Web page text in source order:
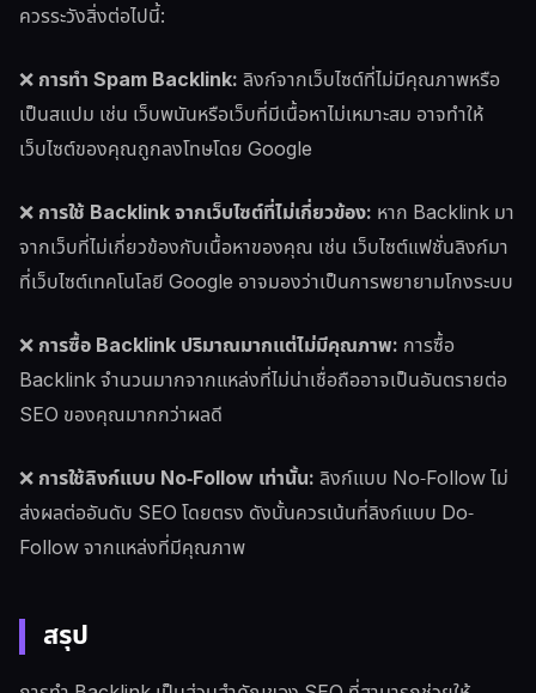
ควรระวังสิ่งต่อไปนี้:
❌ การทำ Spam Backlink: ลิงก์จากเว็บไซต์ที่ไม่มีคุณภาพหรือ
เป็นสแปม เช่น เว็บพนันหรือเว็บที่มีเนื้อหาไม่เหมาะสม อาจทำให้
เว็บไซต์ของคุณถูกลงโทษโดย Google
❌ การใช้ Backlink จากเว็บไซต์ที่ไม่เกี่ยวข้อง: หาก Backlink มา
จากเว็บที่ไม่เกี่ยวข้องกับเนื้อหาของคุณ เช่น เว็บไซต์แฟชั่นลิงก์มา
ที่เว็บไซต์เทคโนโลยี Google อาจมองว่าเป็นการพยายามโกงระบบ
❌ การซื้อ Backlink ปริมาณมากแต่ไม่มีคุณภาพ: การซื้อ
Backlink จำนวนมากจากแหล่งที่ไม่น่าเชื่อถืออาจเป็นอันตรายต่อ
SEO ของคุณมากกว่าผลดี
❌ การใช้ลิงก์แบบ No-Follow เท่านั้น: ลิงก์แบบ No-Follow ไม่
ส่งผลต่ออันดับ SEO โดยตรง ดังนั้นควรเน้นที่ลิงก์แบบ Do-
Follow จากแหล่งที่มีคุณภาพ
สรุป